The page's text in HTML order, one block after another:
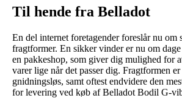
Til hende fra Belladot
En del internet foretagender foreslår nu om
fragtformer. En sikker vinder er nu om
en pakkeshop, som giver dig mulighed for
varer lige når det passer dig. Fragtformen
gnidningsløs, samt oftest endvidere den
for levering ved køb af Belladot Bodil G-